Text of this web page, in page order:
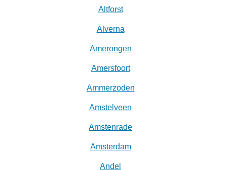
Altforst
Alverna
Amerongen
Amersfoort
Ammerzoden
Amstelveen
Amstenrade
Amsterdam
Andel